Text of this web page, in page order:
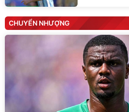
CHUYỂN NHƯỢNG